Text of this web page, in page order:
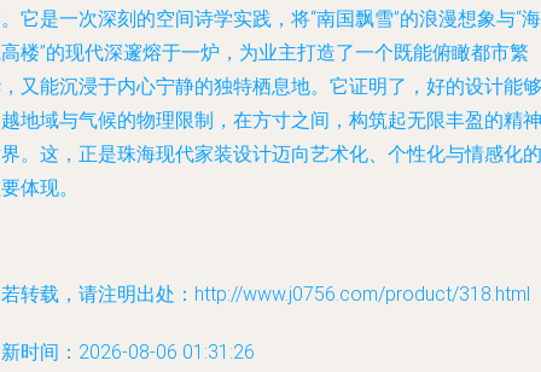
它是一次深刻的空间诗学实践，将“南国飘雪”的浪漫想象与“海
楼”的现代深邃熔于一炉，为业主打造了一个既能俯瞰都市繁
又能沉浸于内心宁静的独特栖息地。它证明了，好的设计能够
地域与气候的物理限制，在方寸之间，构筑起无限丰盈的精神
。这，正是珠海现代家装设计迈向艺术化、个性化与情感化的
体现。
转载，请注明出处：http://www.j0756.com/product/318.html
时间：2026-08-06 01:31:26